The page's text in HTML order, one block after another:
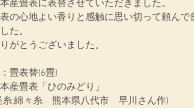
産畳表に表替させていただきました。
の心地よい香りと感触に思い切って頼んで
た。
がとうございました。
畳表替(6畳)
産畳表「ひのみどり」
々糸　熊本県八代市　早川さん作)